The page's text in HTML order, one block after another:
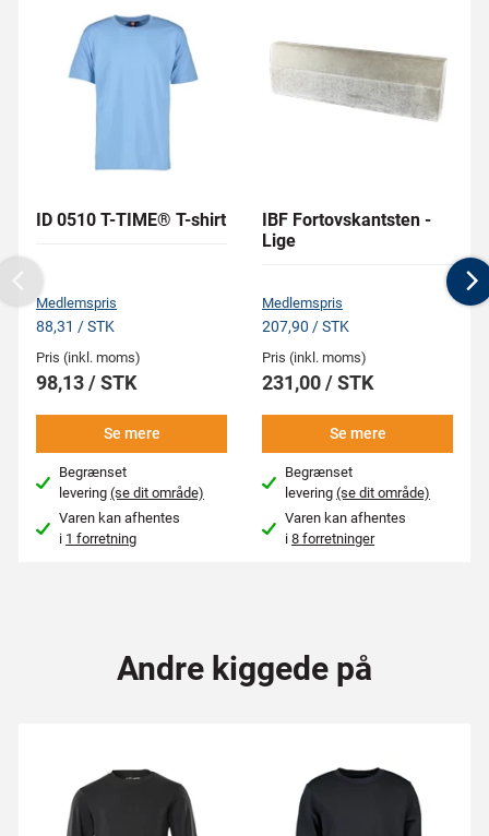
ID 0510 T-TIME® T-shirt
Medlemspris
88,31 / STK
Pris (inkl. moms)
98,13 / STK
Se mere
Begrænset
levering(se dit område)
Varen kan afhentes
i 1 forretning
IBF Fortovskantsten -
Lige
Medlemspris
207,90 / STK
Pris (inkl. moms)
231,00 / STK
Se mere
Begrænset
levering(se dit område)
Varen kan afhentes
i8 forretninger
Previous
Andre kiggede på